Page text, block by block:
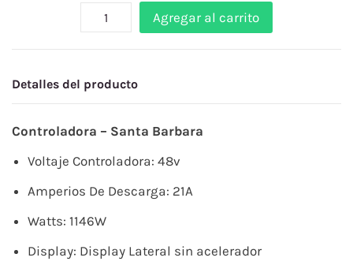
Agregar al carrito
Detalles del producto
Controladora – Santa Barbara
Voltaje Controladora: 48v
Amperios De Descarga: 21A
Watts: 1146W
Display: Display Lateral sin acelerador